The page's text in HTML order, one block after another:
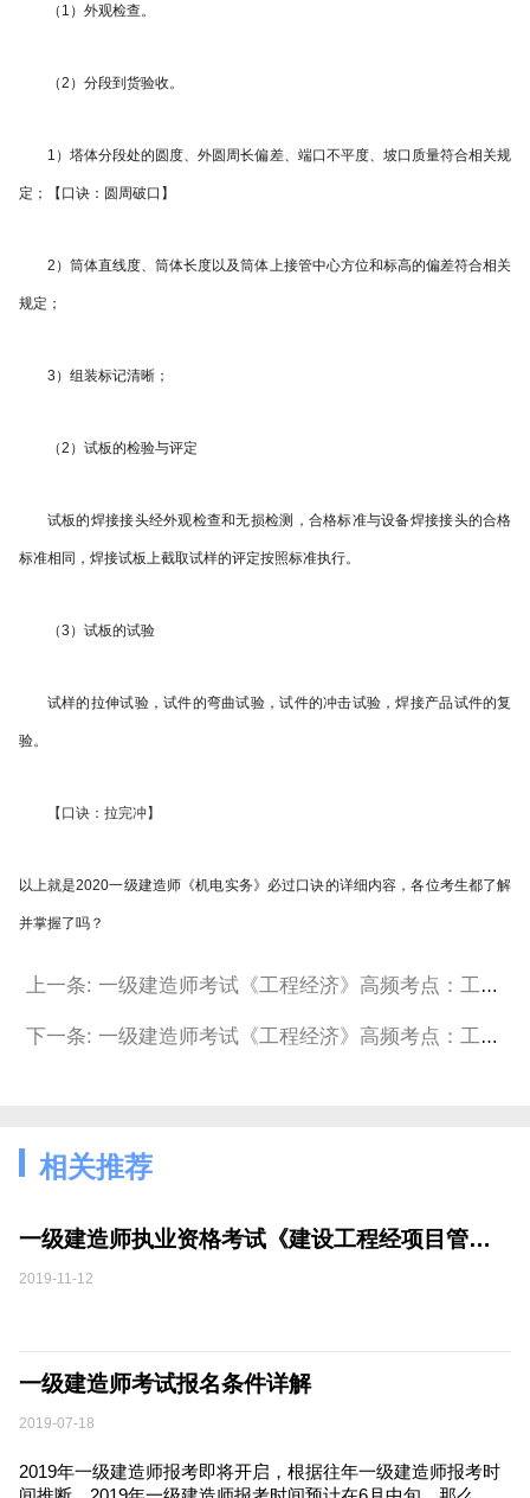
（1）外观检查。
（2）分段到货验收。
1）塔体分段处的圆度、外圆周长偏差、端口不平度、坡口质量符合相关规
定；【口诀：圆周破口】
2）筒体直线度、筒体长度以及筒体上接管中心方位和标高的偏差符合相关
规定；
3）组装标记清晰；
（2）试板的检验与评定
试板的焊接接头经外观检查和无损检测，合格标准与设备焊接接头的合格
标准相同，焊接试板上截取试样的评定按照标准执行。
（3）试板的试验
试样的拉伸试验，试件的弯曲试验，试件的冲击试验，焊接产品试件的复
验。
【口诀：拉完冲】
以上就是2020一级建造师《机电实务》必过口诀的详细内容，各位考生都了解
并掌握了吗？
上一条: 一级建造师考试《工程经济》高频考点：工程合同类型的选择
下一条: 一级建造师考试《工程经济》高频考点：工程合同类型的选择
相关推荐
一级建造师执业资格考试《建设工程经项目管理》模拟试卷（一）
2019-11-12
一级建造师考试报名条件详解
2019-07-18
2019年一级建造师报考即将开启，根据往年一级建造师报考时